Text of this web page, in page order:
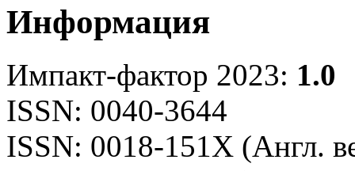
Информация
Импакт-фактор 2023: 1.0
ISSN: 0040-3644
ISSN: 0018-151X (Англ.